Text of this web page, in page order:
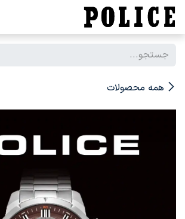
صرف نظر و مشاهده محتوا
همه محصولات